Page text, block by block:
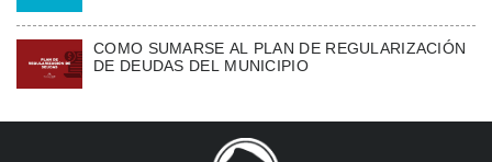
COMO SUMARSE AL PLAN DE REGULARIZACIÓN
DE DEUDAS DEL MUNICIPIO